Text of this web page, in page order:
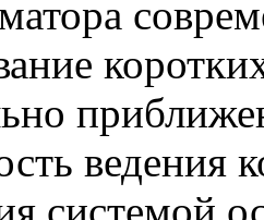
ведения
системой